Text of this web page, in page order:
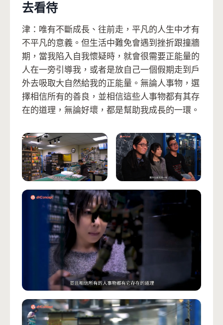
去看待
津：唯有不斷成長、往前走，平凡的人生中才有
不平凡的意義。但生活中難免會遇到挫折跟撞牆
期，當我陷入自我懷疑時，就會很需要正能量的
人在一旁引導我，或者是放自己一個假期走到戶
外去吸取大自然給我的正能量。無論人事物，選
擇相信所有的善良，並相信這些人事物都有其存
在的道理，無論好壞，都是幫助我成長的一環。